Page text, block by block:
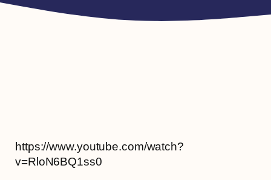
https://www.youtube.com/watch?
v=RloN6BQ1ss0